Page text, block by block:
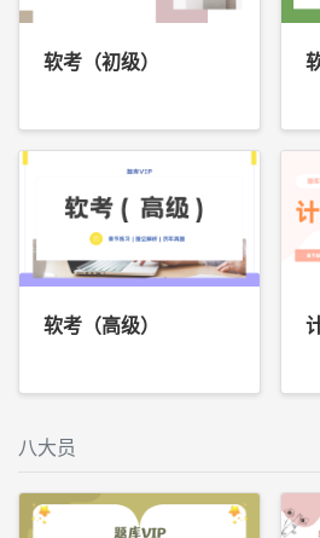
软考（初级）
软考（高级）
八大员